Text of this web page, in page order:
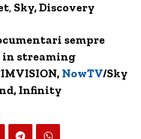
, Sky, Discovery
sempre
streaming
NowTV/Sky
Infinity